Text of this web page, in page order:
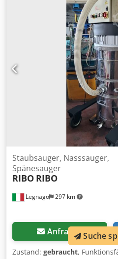
Legnago 297 km
Staubsauger, Nasssauger,
Spänesauger
RIBO RIBO
Anfragen
Zustand: gebraucht,
Suche